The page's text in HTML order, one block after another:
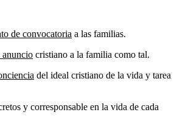
de convocatoria a las familias.
anuncio cristiano a la familia como tal.
del ideal cristiano de la vida y tarea
y corresponsable en la vida de cada